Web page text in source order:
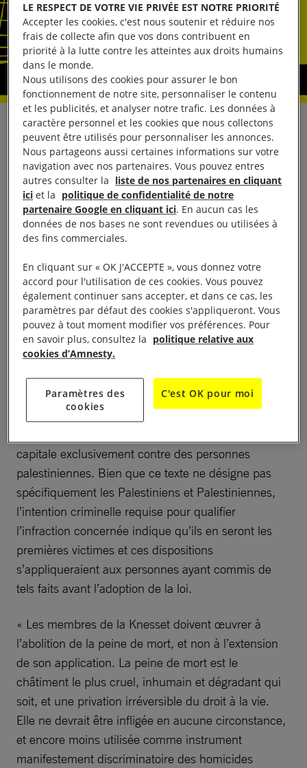
En réaction à l’adoption en première lecture d’une
nouvelle modification controversée du Code pénal
israélien qui obligerait les tribunaux du pays à
prononcer la peine de mort contre toute personne
reconnue coupable d’avoir tué un·e Israélien·ne
« volontairement ou par imprudence » si cet acte est
motivé par « le racisme ou l’hostilité à l’égard du
public » et « commis dans le but de porter préjudice
à l’État d’Israël ou à la renaissance du peuple juif »,
Erika Guevara Rosas, directrice générale chargée de
la recherche, du plaidoyer, de la politique et des
campagnes à Amnesty International, a déclaré :
« Il n’y a aucun moyen d’adoucir cette réalité : une
majorité de 39 membres de la Knesset ont approuvé
en première lecture un projet de loi qui oblige
capitale exclusivement contre des personnes
palestiniennes. Bien que ce texte ne désigne pas
spécifiquement les Palestiniens et Palestiniennes,
l’intention criminelle requise pour qualifier
l’infraction concernée indique qu’ils en seront les
premières victimes et ces dispositions
s’appliqueraient aux personnes ayant commis de
tels faits avant l’adoption de la loi.
« Les membres de la Knesset doivent œuvrer à
l’abolition de la peine de mort, et non à l’extension
de son application. La peine de mort est le
châtiment le plus cruel, inhumain et dégradant qui
soit, et une privation irréversible du droit à la vie.
Elle ne devrait être infligée en aucune circonstance,
et encore moins utilisée comme instrument
manifestement discriminatoire des homicides
LE RESPECT DE VOTRE VIE PRIVÉE EST NOTRE PRIORITÉ
Accepter les cookies, c'est nous soutenir et réduire nos
frais de collecte afin que vos dons contribuent en
priorité à la lutte contre les atteintes aux droits humains
dans le monde.
Nous utilisons des cookies pour assurer le bon
fonctionnement de notre site, personnaliser le contenu
et les publicités, et analyser notre trafic. Les données à
caractère personnel et les cookies que nous collectons
peuvent être utilisés pour personnaliser les annonces.
Nous partageons aussi certaines informations sur votre
navigation avec nos partenaires. Vous pouvez entres
autres consulter la liste de nos partenaires en cliquant
ici et la politique de confidentialité de notre
partenaire Google en cliquant ici. En aucun cas les
données de nos bases ne sont revendues ou utilisées à
des fins commerciales.
En cliquant sur « OK J'ACCEPTE », vous donnez votre
accord pour l'utilisation de ces cookies. Vous pouvez
également continuer sans accepter, et dans ce cas, les
paramètres par défaut des cookies s'appliqueront. Vous
pouvez à tout moment modifier vos préférences. Pour
en savoir plus, consultez la politique relative aux
cookies d’Amnesty.
Paramètres des
cookies
C'est OK pour moi